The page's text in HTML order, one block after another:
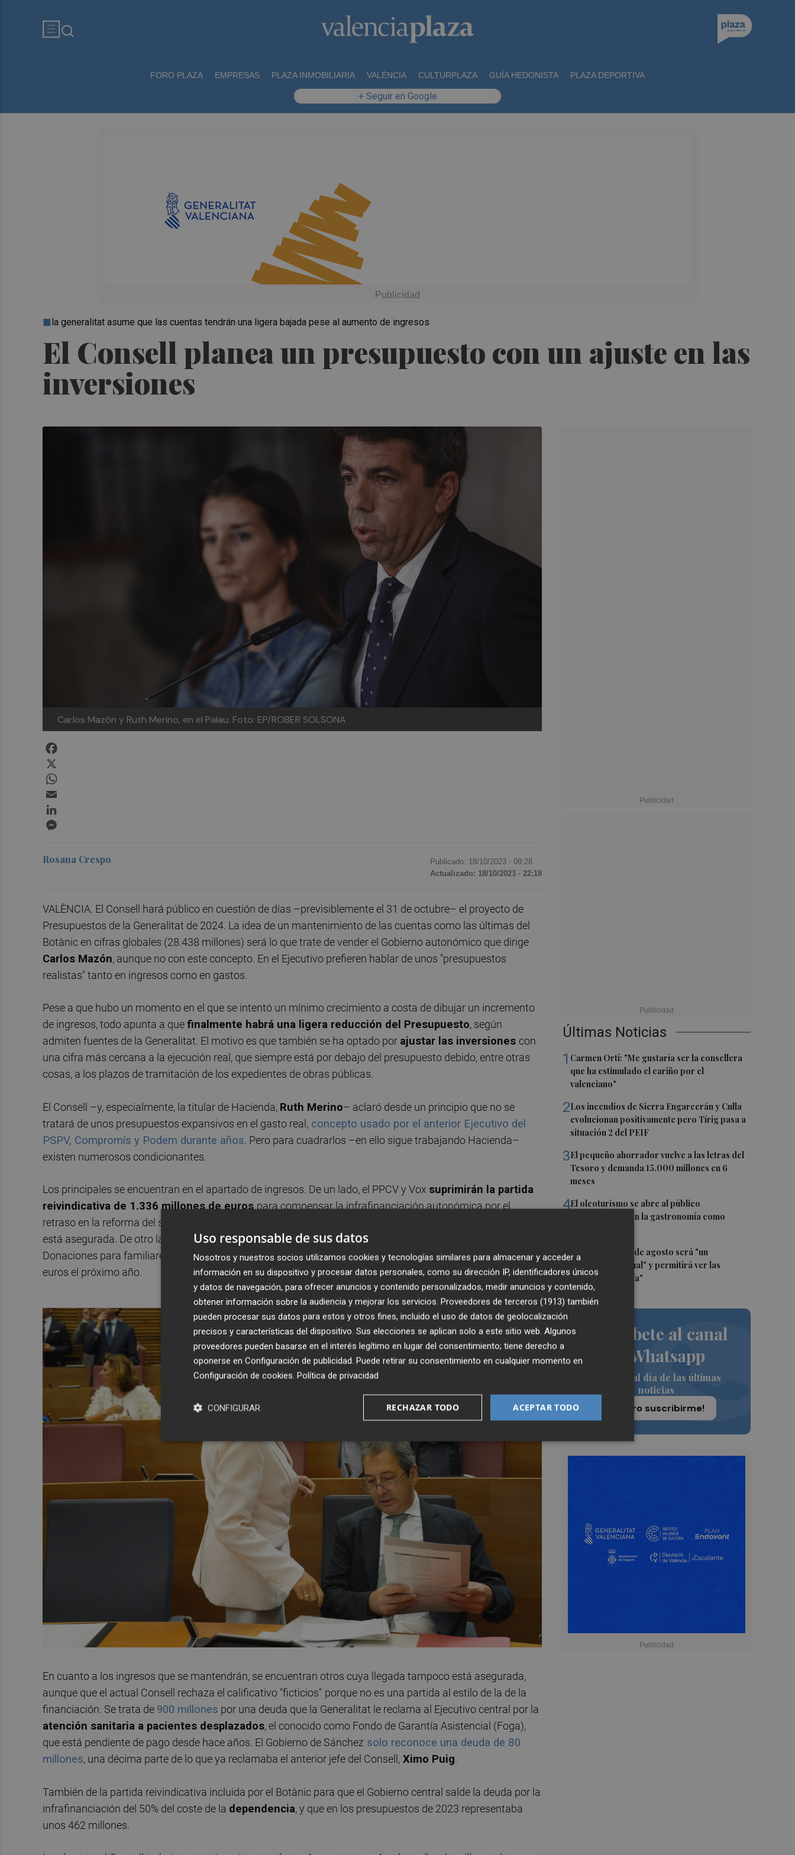
FORO PLAZA EMPRESAS PLAZA INMOBILIARIA VALÈNCIA CULTURPLAZA GUÍA HEDONISTA PLAZA DEPORTIVA
+ Seguir en Google
El Consell planea un presupuesto con un ajuste en las
inversiones
la generalitat asume que las cuentas tendrán una ligera bajada pese al aumento de ingresos
Carlos Mazón y Ruth Merino, en el Palau. Foto: EP/ROBER SOLSONA
Últimas Noticias
1 Carmen Ortí: "Me gustaría ser la consellera
que ha estimulado el cariño por el
valenciano"
2Los incendios de Sierra Engarcerán y Culla
evolucionan positivamente pero Tírig pasa a
situación 2 del PEIF
3El pequeño ahorrador vuelve a las letras del
Tesoro y demanda 15.000 millones en 6
meses
4El oleoturismo se abre al público
internacional con la gastronomía como
5 El eclipse del 12 de agosto será "un
espectáculo visual" y permitirá ver las
perseidas "de día"
Suscríbete al canal
de Whatsapp
Siempre al día de las últimas
noticias
¡Quiero suscribirme!
Rosana Crespo Publicado: 18/10/2023 · 09:28
Actualizado: 18/10/2023 · 22:18
VALÈNCIA. El Consell hará público en cuestión de días –previsiblemente el 31 de octubre– el proyecto de
Presupuestos de la Generalitat de 2024. La idea de un mantenimiento de las cuentas como las últimas del
Botànic en cifras globales (28.438 millones) será lo que trate de vender el Gobierno autonómico que dirige
Carlos Mazón, aunque no con este concepto. En el Ejecutivo prefieren hablar de unos "presupuestos
realistas" tanto en ingresos como en gastos.
Pese a que hubo un momento en el que se intentó un mínimo crecimiento a costa de dibujar un incremento
de ingresos, todo apunta a quefinalmente habrá una ligera reducción del Presupuesto, según
admiten fuentes de la Generalitat. El motivo es que también se ha optado por ajustar las inversiones con
una cifra más cercana a la ejecución real, que siempre está por debajo del presupuesto debido, entre otras
cosas, a los plazos de tramitación de los expedientes de obras públicas.
El Consell –y, especialmente, la titular de Hacienda, Ruth Merino– aclaró desde un principio que no se
tratará de unos presupuestos expansivos en el gasto real, concepto usado por el anterior Ejecutivo del
PSPV, Compromís y Podem durante años. Pero para cuadrarlos –en ello sigue trabajando Hacienda–
existen numerosos condicionantes.
Los principales se encuentran en el apartado de ingresos. De un lado, el PPCV y Vox suprimirán la partida
reivindicativa de 1.336 millones de euros para compensar la infrafinanciación autonómica por el
retraso en la reforma del sistema. Aquella que criticaron por ficticia al tratarse de dinero cuya llegada no
está asegurada. De otro lado, la
bajada de impuestoscon la práctica eliminación del de Sucesiones y
Donaciones para familiares cercanos, deja el cálculo de que se dejen de recaudar más de 300 millones de
euros el próximo año.
En cuanto a los ingresos que se mantendrán, se encuentran otros cuya llegada tampoco está asegurada,
aunque que el actual Consell rechaza el calificativo "ficticios" porque no es una partida al estilo de la de la
financiación. Se trata de 900 millones por una deuda que la Generalitat le reclama al Ejecutivo central por la
atención sanitaria a pacientes desplazados, el conocido como Fondo de Garantía Asistencial (Foga),
que está pendiente de pago desde hace años. El Gobierno de Sánchez solo reconoce una deuda de 80
millones, una décima parte de lo que ya reclamaba el anterior jefe del Consell, Ximo Puig.
También de la partida reivindicativa incluida por el Botànic para que el Gobierno central salde la deuda por la
infrafinanciación del 50% del coste de la dependencia, y que en los presupuestos de 2023 representaba
unos 462 millones.
Uso responsable de sus datos
Nosotros y nuestros socios utilizamos cookies y tecnologías similares para almacenar y acceder a
información en su dispositivo y procesar datos personales, como su dirección IP, identificadores únicos
y datos de navegación, para ofrecer anuncios y contenido personalizados, medir anuncios y contenido,
obtener información sobre la audiencia y mejorar los servicios. Proveedores de terceros (1913) también
pueden procesar sus datos para estos y otros fines, incluido el uso de datos de geolocalización
precisos y características del dispositivo. Sus elecciones se aplican solo a este sitio web. Algunos
proveedores pueden basarse en el interés legítimo en lugar del consentimiento; tiene derecho a
oponerse en Configuración de publicidad. Puede retirar su consentimiento en cualquier momento en
Configuración de cookies. Política de privacidad
ACEPTAR TODO
RECHAZAR TODO
CONFIGURAR